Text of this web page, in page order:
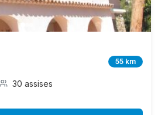
55 km
30 assises